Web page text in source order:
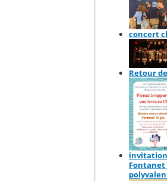
concert
Retour
invitation
Fontanet